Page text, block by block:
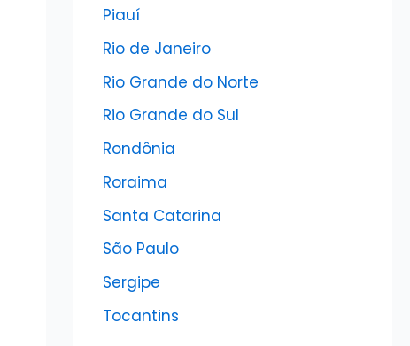
Piauí
Rio de Janeiro
Rio Grande do Norte
Rio Grande do Sul
Rondônia
Roraima
Santa Catarina
São Paulo
Sergipe
Tocantins